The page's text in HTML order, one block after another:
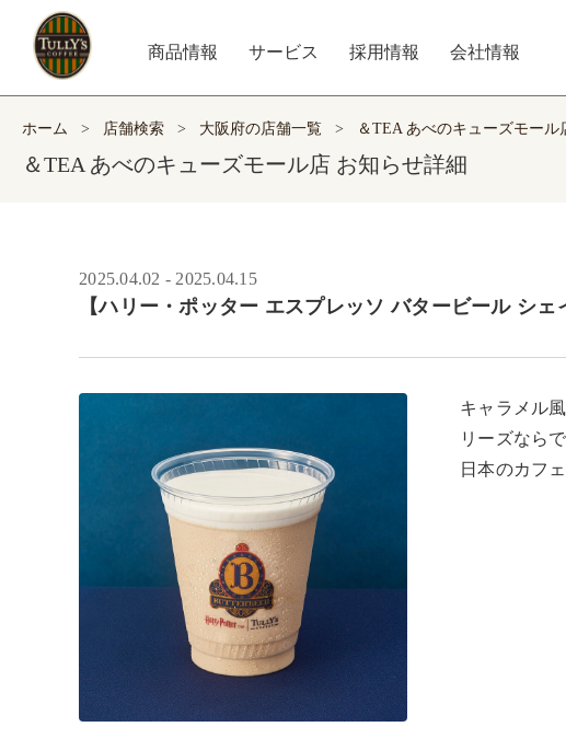
商品情報 サービス 採用情報 会社情報
ホーム > 店舗検索 > 大阪府の店舗一覧 > ＆TEA あべのキューズモール
＆TEA あべのキューズモール店 お知らせ詳細
2025.04.02 - 2025.04.15
【ハリー・ポッター エスプレッソ バタービール シェ
キャラメル
リーズなら
日本のカフ